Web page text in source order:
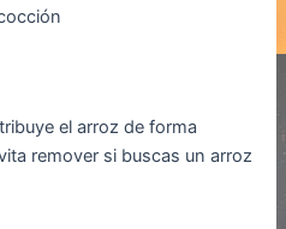
el arroz de forma
remover si buscas un arroz